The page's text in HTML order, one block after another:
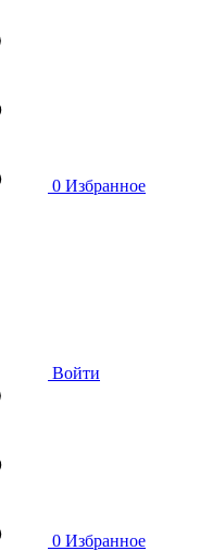
0 Избранное
Войти
0 Избранное